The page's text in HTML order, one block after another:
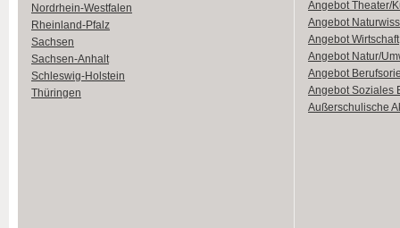
Nordrhein-Westfalen
Rheinland-Pfalz
Sachsen
Sachsen-Anhalt
Schleswig-Holstein
Thüringen
Angebot Theater/
Angebot
Angebot Wirtschaft
Angebot Natur/
Angebot
Angebot Soziales
Außerschulische